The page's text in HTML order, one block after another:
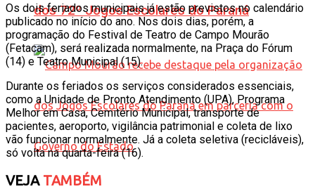
dos 72º Jogos Escolares do Paraná
Os dois feriados municipais já estão previstos no calendário
publicado no início do ano. Nos dois dias, porém, a
programação do Festival de Teatro de Campo Mourão
(Fetacam), será realizada normalmente, na Praça do Fórum
(14) e Teatro Municipal (15).
Durante os feriados os serviços considerados essenciais,
como a Unidade de Pronto Atendimento (UPA), Programa
Melhor em Casa, Cemitério Municipal, transporte de
pacientes, aeroporto, vigilância patrimonial e coleta de lixo
vão funcionar normalmente. Já a coleta seletiva (recicláveis),
só volta na quarta-feira (16).
VEJATAMBÉM